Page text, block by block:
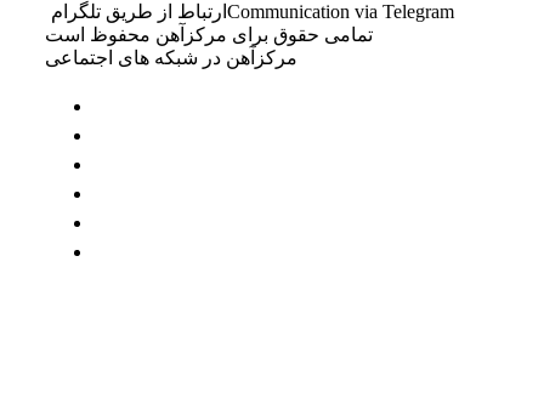
ارتباط از طریق تلگرام Communication via Telegram
تمامی حقوق برای مرکزآهن محفوظ است
مرکزآهن در شبکه های اجتماعی